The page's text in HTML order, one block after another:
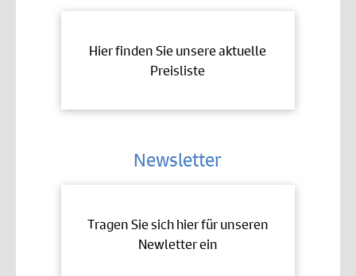
Hier finden Sie unsere aktuelle
Preisliste
Newsletter
Tragen Sie sich hier für unseren
Newletter ein